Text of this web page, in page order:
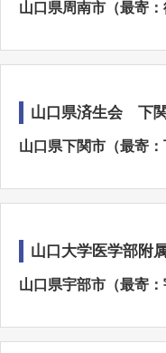
山口県周南市（最寄
山口県済生会 下
山口県下関市（最寄
山口大学医学部附
山口県宇部市（最寄